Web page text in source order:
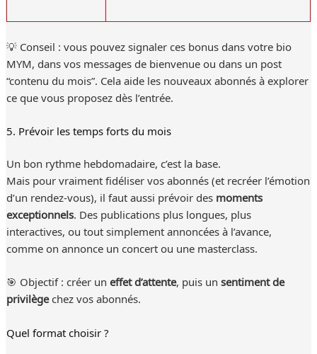
💡 Conseil : vous pouvez signaler ces bonus dans votre bio
MYM, dans vos messages de bienvenue ou dans un post
“contenu du mois”. Cela aide les nouveaux abonnés à explorer
ce que vous proposez dès l’entrée.
5. Prévoir les temps forts du mois
Un bon rythme hebdomadaire, c’est la base.
Mais pour vraiment fidéliser vos abonnés (et recréer l’émotion
d’un rendez-vous), il faut aussi prévoir desmoments
exceptionnels. Des publications plus longues, plus
interactives, ou tout simplement annoncées à l’avance,
comme on annonce un concert ou une masterclass.
🎯 Objectif : créer uneffet d’attente, puis unsentiment de
privilègechez vos abonnés.
Quel format choisir ?